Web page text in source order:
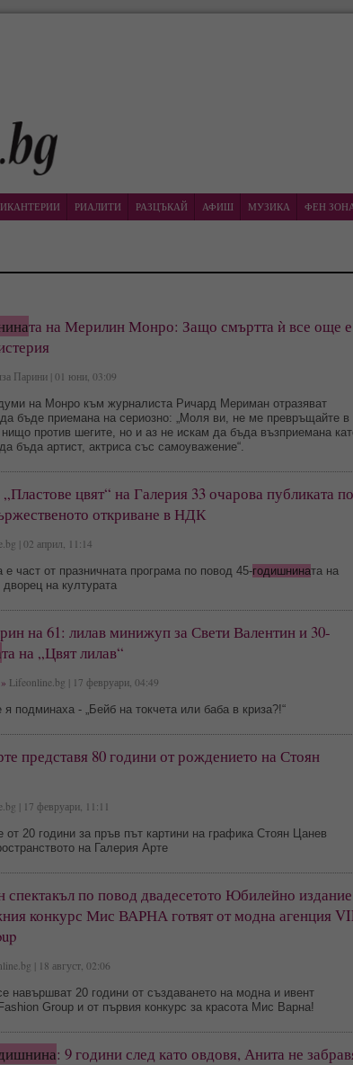
РИАЛИТИ РАЗЦЪКАЙ АФИШ МУЗИКА ФЕН
та на Мерилин Монро: Защо смъртта ѝ все още е
Парини | 01 юни, 03:09
на Монро към журналиста Ричард Мериман отразяват
бъде приемана на сериозно: „Моля ви, не ме превръщайте в
против шегите, но и аз не искам да бъда възприемана
бъда артист, актриса със самоуважение“.
цвят“ на Галерия 33 очарова публиката по
откриване в НДК
| 02 април, 11:14
е част от празничната програма по повод 45-годишнината на
на културата
на 61: лилав минижуп за Свети Валентин и 30-
та на „Цвят лилав“
Lifeonline.bg | 17 февруари, 04:49
я подминаха - „Бейб на токчета или баба в криза?!“
представя 80 години от рождението на Стоян
| 17 февруари, 11:11
от 20 години за пръв път картини на графика Стоян Цанев
на Галерия Арте
спектакъл по повод двадесетото Юбилейно издание
конкурс Мис ВАРНА готвят от модна агенция
| 18 август, 02:06
навършват 20 години от създаването на модна и ивент
Group и от първия конкурс за красота Мис Варна!
: 9 години след като овдовя, Анита не